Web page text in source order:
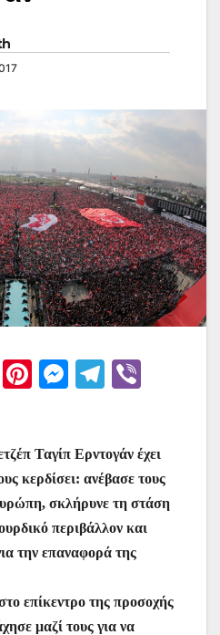
E
Pi
e
st
M
s
e
n
g
T
gr
a
m
ρ
α
σ
τε
ε
Ταγίπ Ερντογάν έχει
κερδίσει: ανέβασε τους
σκλήρυνε τη στάση
περιβάλλον και
την επαναφορά της
επίκεντρο της προσοχής
μαζί τους για να